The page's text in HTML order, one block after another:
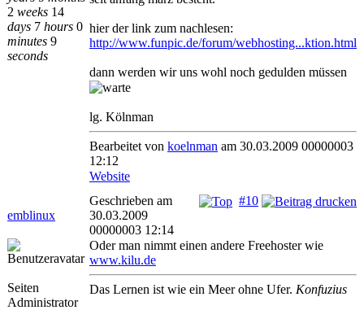
2 weeks 14
days 7 hours 0
minutes 9
seconds
hier der link zum nachlesen:
http://www.funpic.de/forum/webhosting...ktion.html
dann werden wir uns wohl noch gedulden müssen
lg. Kölnman
Bearbeitet von koelnman am 30.03.2009 00000003
12:12
Website
emblinux
#10
Geschrieben am
30.03.2009
00000003 12:14
Seiten
Administrator
Oder man nimmt einen andere Freehoster wie
www.kilu.de
Das Lernen ist wie ein Meer ohne Ufer. Konfuzius